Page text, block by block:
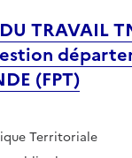
TRAVAIL
(FPT)
:Territoriale